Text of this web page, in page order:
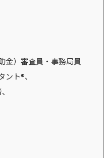
金）審査員・事務局員
ト®、